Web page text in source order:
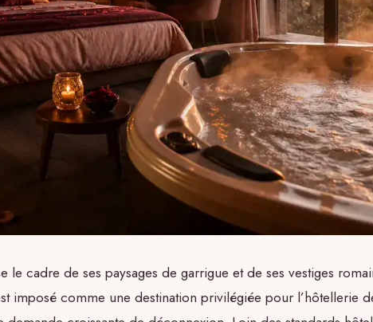
le cadre de ses paysages de garrigue et de ses vestiges
imposé comme une destination privilégiée pour l’hôtellerie